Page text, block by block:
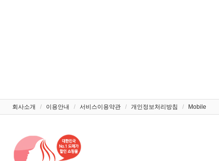
회사소개 / 이용안내 / 서비스이용약관 / 개인정보처리방침 / Mobile